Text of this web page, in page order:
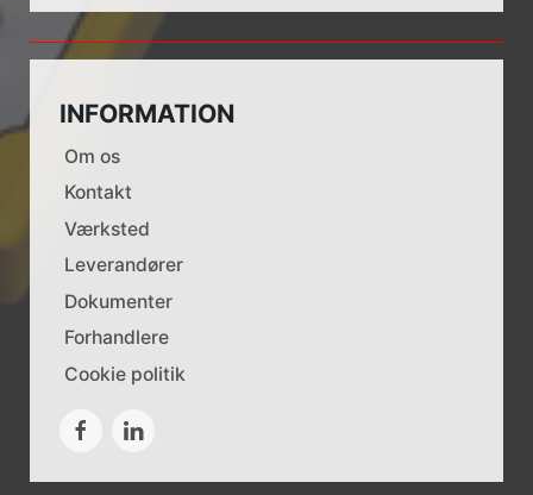
INFORMATION
Om os
Kontakt
Værksted
Leverandører
Dokumenter
Forhandlere
Cookie politik